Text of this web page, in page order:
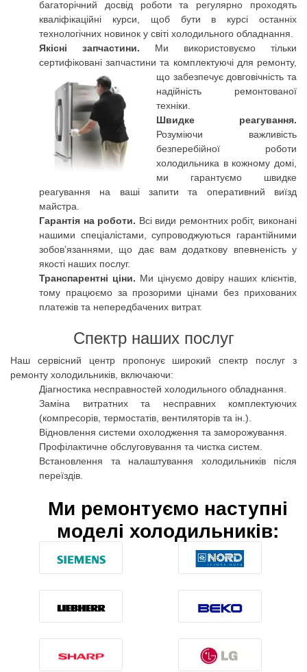
багаторічний досвід роботи та регулярно проходять
кваліфікаційні курси, щоб бути в курсі останніх
технологічних новинок у світі холодильного обладнання.
Якісні запчастини. Ми використовуємо тільки
сертифіковані запчастини та комплектуючі для ремонту,
що забезпечує довговічність та
надійність ремонтованої
техніки.
Швидке реагування.
Розуміючи важливість
безперебійної роботи
холодильника в кожному домі,
ми гарантуємо швидке
реагування на ваші запити та оперативний виїзд
майстра.
Гарантія на роботи. Всі види ремонтних робіт, виконані
нашими спеціалістами, супроводжуються гарантійними
зобов’язаннями, що дає вам додаткову впевненість у
якості наших послуг.
Транспарентні ціни. Ми цінуємо довіру наших клієнтів,
тому працюємо за прозорими цінами без прихованих
платежів та непередбачених витрат.
Спектр наших послуг
Наш сервісний центр пропонує широкий спектр послуг з
ремонту холодильників, включаючи:
Діагностика несправностей холодильного обладнання.
Заміна витратних та несправних комплектуючих
(компресорів, термостатів, вентиляторів та ін.).
Відновлення системи охолодження та заморожування.
Профілактичне обслуговування та чистка систем.
Встановлення та налаштування холодильників після
переїздів.
Ми ремонтуємо наступні
моделі холодильників: